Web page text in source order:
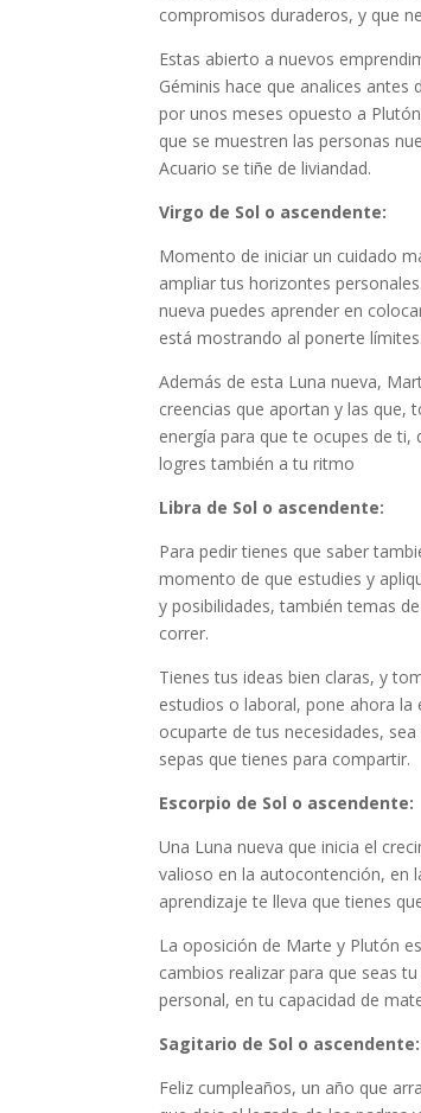
compromisos duraderos, y que
Estas abierto a nuevos
Géminis hace que analices
por unos meses opuesto a
que se muestren las personas
Acuario se tiñe de liviandad.
Virgo de Sol o ascendente:
Momento de iniciar un cuidado
ampliar tus horizontes
nueva puedes aprender en
está mostrando al ponerte límites.
Además de esta Luna nueva,
creencias que aportan y las que,
energía para que te ocupes de
logres también a tu ritmo
Libra de Sol o ascendente:
Para pedir tienes que saber
momento de que estudies y
y posibilidades, también temas
correr.
Tienes tus ideas bien claras, y
estudios o laboral, pone ahora
ocuparte de tus necesidades,
sepas que tienes para compartir.
Escorpio de Sol o ascendente:
Una Luna nueva que inicia el
valioso en la autocontención, en
aprendizaje te lleva que tienes
La oposición de Marte y Plutón
cambios realizar para que seas
personal, en tu capacidad de
Sagitario de Sol o ascendente:
Feliz cumpleaños, un año que